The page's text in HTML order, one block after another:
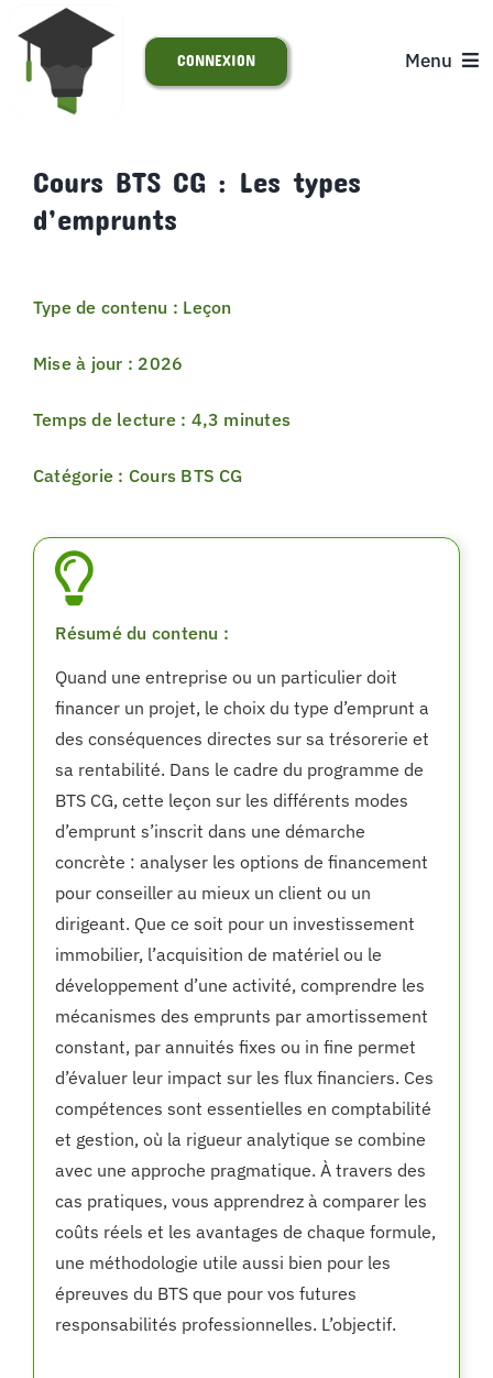
Passer
contenu
Menu
S’INSCRIRE
SUPPORT
CONNEXION
Cours BTS CG : Les types
d’emprunts
Type de contenu : Leçon
Mise à jour : 2026
Temps de lecture : 4,3 minutes
Catégorie : Cours BTS CG
Résumé du contenu :
Quand une entreprise ou un particulier doit
financer un projet, le choix du type d’emprunt a
des conséquences directes sur sa trésorerie et
sa rentabilité. Dans le cadre du programme de
BTS CG, cette leçon sur les différents modes
d’emprunt s’inscrit dans une démarche
concrète : analyser les options de financement
pour conseiller au mieux un client ou un
dirigeant. Que ce soit pour un investissement
immobilier, l’acquisition de matériel ou le
développement d’une activité, comprendre les
mécanismes des emprunts par amortissement
constant, par annuités fixes ou in fine permet
d’évaluer leur impact sur les flux financiers. Ces
compétences sont essentielles en comptabilité
et gestion, où la rigueur analytique se combine
avec une approche pragmatique. À travers des
cas pratiques, vous apprendrez à comparer les
coûts réels et les avantages de chaque formule,
une méthodologie utile aussi bien pour les
épreuves du BTS que pour vos futures
responsabilités professionnelles. L’objectif.